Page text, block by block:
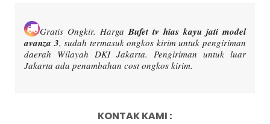
Gratis Ongkir. Harga Bufet tv hias kayu jati model
avanza 3, sudah termasuk ongkos kirim untuk pengiriman
daerah Wilayah DKI Jakarta. Pengiriman untuk luar
Jakarta ada penambahan cost ongkos kirim.
KONTAK KAMI :